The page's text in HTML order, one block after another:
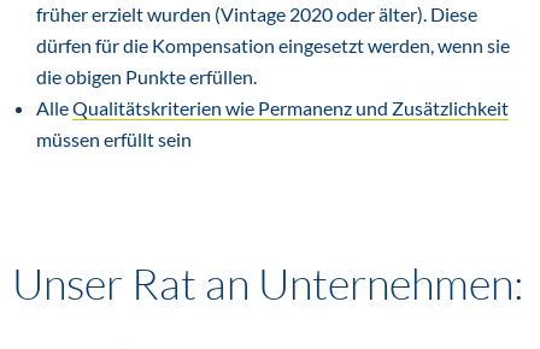
früher erzielt wurden (Vintage 2020 oder älter). Diese
dürfen für die Kompensation eingesetzt werden, wenn sie
die obigen Punkte erfüllen.
AlleQualitätskriterien wie Permanenz und Zusätzlichkeit
müssen erfüllt sein
Unser Rat an Unternehmen: